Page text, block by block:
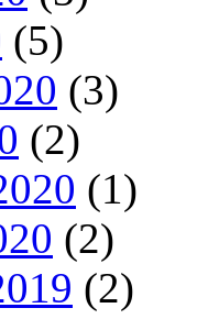
(5)
(3)
(2)
(1)
(2)
(2)